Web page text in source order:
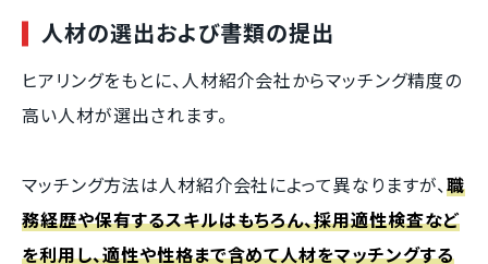
人材の選出および書類の提出
ヒアリングをもとに、人材紹介会社からマッチング精度の
高い人材が選出されます。
マッチング方法は人材紹介会社によって異なりますが、職
務経歴や保有するスキルはもちろん、採用適性検査など
を利用し、適性や性格まで含めて人材をマッチングする